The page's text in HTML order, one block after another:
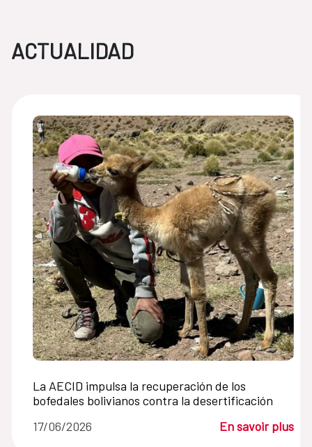
ACTUALIDAD
La AECID impulsa la recuperación de los
bofedales bolivianos contra la desertificación
17/06/2026
En savoir plus